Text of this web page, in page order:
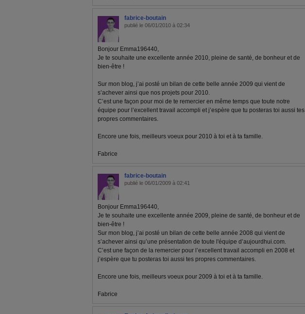
fabrice-boutain
publié le 06/01/2010 à 02:34
Bonjour Emma196440,
Je te souhaite une excellente année 2010, pleine de santé, de bonheur et de
bien-être !
Sur mon blog, j’ai posté un bilan de cette belle année 2009 qui vient de
s’achever ainsi que nos projets pour 2010.
C’est une façon pour moi de te remercier en même temps que toute notre
équipe pour l’excellent travail accompli et j’espère que tu posteras toi aussi tes
propres commentaires.
Encore une fois, meilleurs voeux pour 2010 à toi et à ta famille.
Fabrice
fabrice-boutain
publié le 06/01/2009 à 02:41
Bonjour Emma196440,
Je te souhaite une excellente année 2009, pleine de santé, de bonheur et de
bien-être !
Sur mon blog, j’ai posté un bilan de cette belle année 2008 qui vient de
s’achever ainsi qu’une présentation de toute l'équipe d’aujourdhui.com.
C’est une façon de la remercier pour l’excellent travail accompli en 2008 et
j’espère que tu posteras toi aussi tes propres commentaires.
Encore une fois, meilleurs voeux pour 2009 à toi et à ta famille.
Fabrice